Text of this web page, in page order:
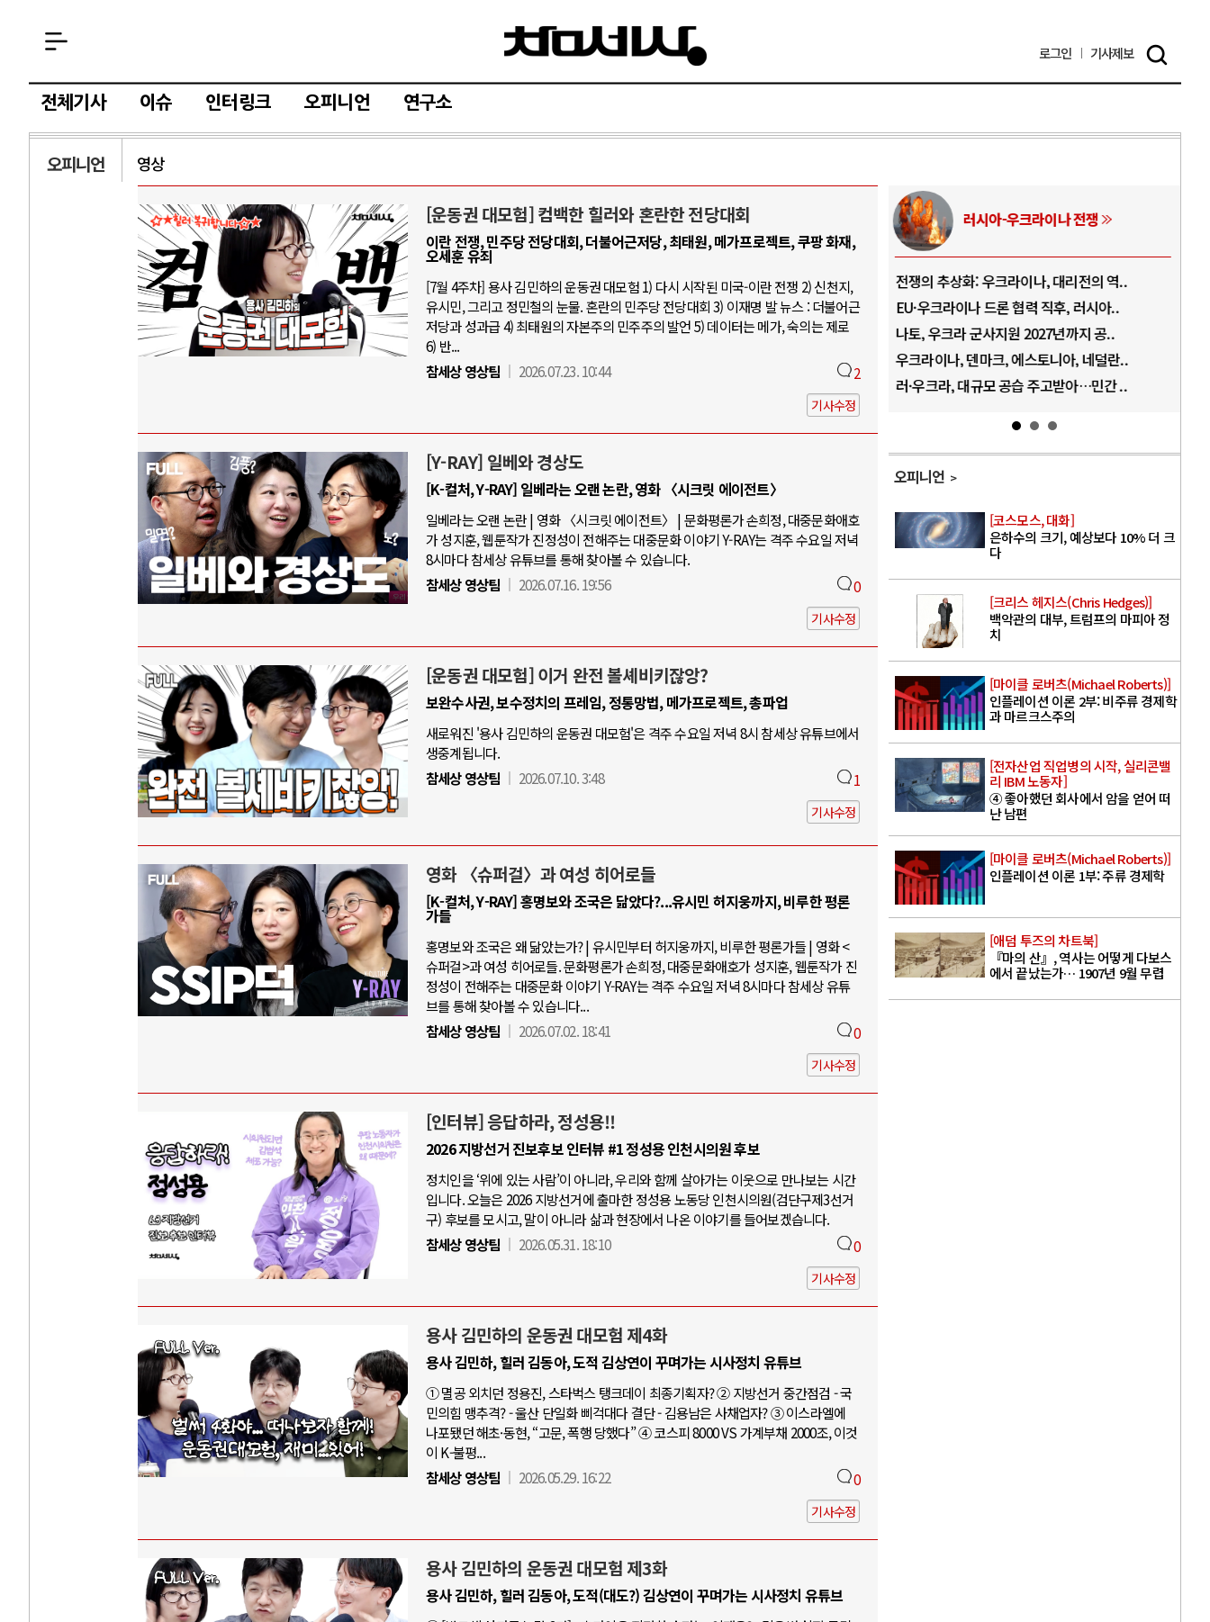
로그인 기사제보
전체기사 이슈 인터링크 오피니언 연구소
오피니언 영상
[운동권 대모험] 컴백한 힐러와 혼란한 전당대회
이란 전쟁, 민주당 전당대회, 더불어근저당, 최태원, 메가프로젝트, 쿠팡 화재,
오세훈 유죄
[7월 4주차] 용사 김민하의 운동권 대모험 1) 다시 시작된 미국-이란 전쟁 2) 신천지,
유시민, 그리고 정민철의 눈물. 혼란의 민주당 전당대회 3) 이재명 발 뉴스 : 더불어근
저당과 성과급 4) 최태원의 자본주의 민주주의 발언 5) 데이터는 메가, 숙의는 제로
6) 반...
참세상 영상팀
2026.07.23. 10:44 2
기사수정
[Y-RAY] 일베와 경상도
[K-컬처, Y-RAY] 일베라는 오랜 논란, 영화 〈시크릿 에이전트〉
일베라는 오랜 논란 | 영화 〈시크릿 에이전트〉 | 문화평론가 손희정, 대중문화애호
가 성지훈, 웹툰작가 진정성이 전해주는 대중문화 이야기 Y-RAY는 격주 수요일 저녁
8시마다 참세상 유튜브를 통해 찾아볼 수 있습니다.
참세상 영상팀
2026.07.16. 19:56 0
기사수정
[운동권 대모험] 이거 완전 볼셰비키잖앙?
보완수사권, 보수정치의 프레임, 정통망법, 메가프로젝트, 총파업
새로워진 '용사 김민하의 운동권 대모험'은 격주 수요일 저녁 8시 참세상 유튜브에서
생중계됩니다.
참세상 영상팀
2026.07.10. 3:48 1
기사수정
영화 〈슈퍼걸〉과 여성 히어로들
[K-컬처, Y-RAY] 홍명보와 조국은 닮았다?...유시민 허지웅까지, 비루한 평론
가들
홍명보와 조국은 왜 닮았는가? | 유시민부터 허지웅까지, 비루한 평론가들 | 영화 <
슈퍼걸>과 여성 히어로들. 문화평론가 손희정, 대중문화애호가 성지훈, 웹툰작가 진
정성이 전해주는 대중문화 이야기 Y-RAY는 격주 수요일 저녁 8시마다 참세상 유튜
브를 통해 찾아볼 수 있습니다...
참세상 영상팀
2026.07.02. 18:41 0
기사수정
[인터뷰] 응답하라, 정성용!!
2026 지방선거 진보후보 인터뷰 #1 정성용 인천시의원 후보
정치인을 ‘위에 있는 사람’이 아니라, 우리와 함께 살아가는 이웃으로 만나보는 시간
입니다. 오늘은 2026 지방선거에 출마한 정성용 노동당 인천시의원(검단구제3선거
구) 후보를 모시고, 말이 아니라 삶과 현장에서 나온 이야기를 들어보겠습니다.
참세상 영상팀
2026.05.31. 18:10 0
기사수정
용사 김민하의 운동권 대모험 제4화
용사 김민하, 힐러 김동아, 도적 김상연이 꾸며가는 시사정치 유튜브
① 멸공 외치던 정용진, 스타벅스 탱크데이 최종기획자? ② 지방선거 중간점검 - 국
민의힘 맹추격? - 울산 단일화 삐걱대다 결단 - 김용남은 사채업자? ③ 이스라엘에
나포됐던 해초·동현, “고문, 폭행 당했다” ④ 코스피 8000 VS 가계부채 2000조, 이것
이 K-불평...
참세상 영상팀
2026.05.29. 16:22 0
기사수정
용사 김민하의 운동권 대모험 제3화
용사 김민하, 힐러 김동아, 도적(대도?) 김상연이 꾸며가는 시사정치 유튜브
AI와 인간
중국 AI, 저가 공세로 글로벌 토큰 시..
AI 국부펀드 구상 놓고 미국 진보진영 ..
AI 데이터센터 반대 투쟁은 새로운 글로..
러시아-우크라이나 전쟁
전쟁의 추상화: 우크라이나, 대리전의 역..
EU·우크라이나 드론 협력 직후, 러시아..
나토, 우크라 군사지원 2027년까지 공..
우크라이나, 덴마크, 에스토니아, 네덜란..
러·우크라, 대규모 공습 주고받아…민간 ..
오피니언
[코스모스, 대화]
은하수의 크기, 예상보다 10% 더 크
다
[크리스 헤지스(Chris Hedges)]
백악관의 대부, 트럼프의 마피아 정
치
[마이클 로버츠(Michael Roberts)]
인플레이션 이론 2부: 비주류 경제학
과 마르크스주의
[전자산업 직업병의 시작, 실리콘밸
리 IBM 노동자]
④ 좋아했던 회사에서 암을 얻어 떠
난 남편
[마이클 로버츠(Michael Roberts)]
인플레이션 이론 1부: 주류 경제학
[애덤 투즈의 차트북]
『마의 산』, 역사는 어떻게 다보스
에서 끝났는가… 1907년 9월 무렵